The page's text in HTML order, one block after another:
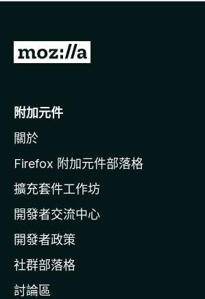
有
前
o
i
l
a
官
網
附加元件
關於
Firefox 附加元件部落格
擴充套件工作坊
開發者交流中心
開發者政策
社群部落格
討論區